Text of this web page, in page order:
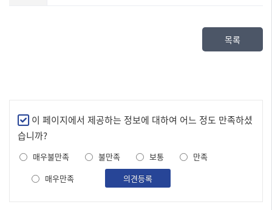
목록
만
족
도
조
이 페이지에서 제공하는 정보에 대하여 어느 정도 만족하셨
습니까?
매우불만족 불만족 보통
만족
매우만족
의견등록